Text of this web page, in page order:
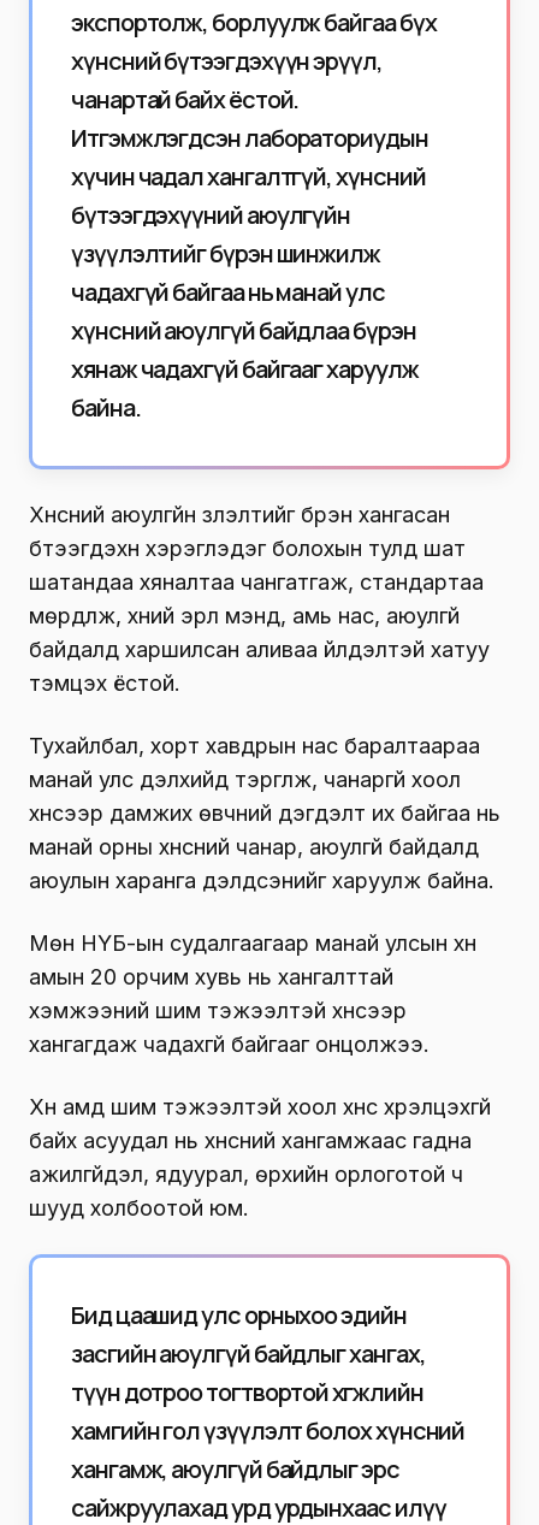
экспортолж, борлуулж байгаа бүх
хүнсний бүтээгдэхүүн эрүүл,
чанартай байх ёстой.
Итгэмжлэгдсэн лабораториудын
хүчин чадал хангалтгүй, хүнсний
бүтээгдэхүүний аюулгүйн
үзүүлэлтийг бүрэн шинжилж
чадахгүй байгаа нь манай улс
хүнсний аюулгүй байдлаа бүрэн
хянаж чадахгүй байгааг харуулж
байна.
Хүнсний аюулгүйн үзүүлэлтийг бүрэн хангасан
бүтээгдэхүүн хэрэглэдэг болохын тулд шат
шатандаа хяналтаа чангатгаж, стандартаа
мөрдүүлж, хүний эрүүл мэнд, амь нас, аюулгүй
байдалд харшилсан аливаа үйлдэлтэй хатуу
тэмцэх ёстой.
Тухайлбал, хорт хавдрын нас баралтаараа
манай улс дэлхийд тэргүүлж, чанаргүй хоол
хүнсээр дамжих өвчний дэгдэлт их байгаа нь
манай орны хүнсний чанар, аюулгүй байдалд
аюулын харанга дэлдсэнийг харуулж байна.
Мөн НҮБ-ын судалгаагаар манай улсын хүн
амын 20 орчим хувь нь хангалттай
хэмжээний шим тэжээлтэй хүнсээр
хангагдаж чадахгүй байгааг онцолжээ.
Хүн амд шим тэжээлтэй хоол хүнс хүрэлцэхгүй
байх асуудал нь хүнсний хангамжаас гадна
ажилгүйдэл, ядуурал, өрхийн орлоготой ч
шууд холбоотой юм.
Бид цаашид улс орныхоо эдийн
засгийн аюулгүй байдлыг хангах,
түүн дотроо тогтвортой хөгжлийн
хамгийн гол үзүүлэлт болох хүнсний
хангамж, аюулгүй байдлыг эрс
сайжруулахад урд урдынхаас илүү